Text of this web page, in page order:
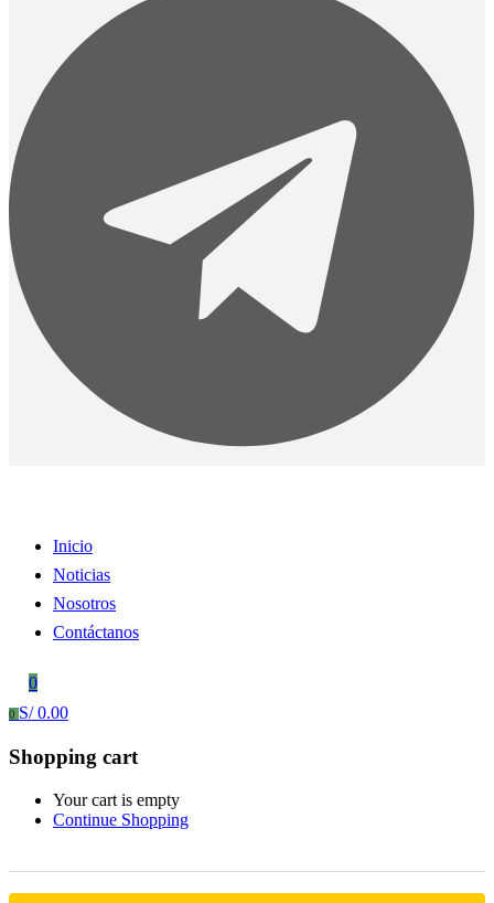
Inicio
Noticias
Nosotros
Contáctanos
0
0 S/0.00
Shopping cart
Your cart is empty
Continue Shopping